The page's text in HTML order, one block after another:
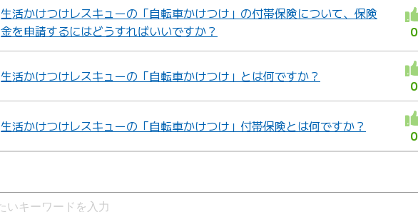
生活かけつけレスキューの「自転車かけつけ」の付帯保険について、保険
金を申請するにはどうすればいいですか？
0
生活かけつけレスキューの「自転車かけつけ」とは何ですか？
0
生活かけつけレスキューの「自転車かけつけ」付帯保険とは何ですか？
0